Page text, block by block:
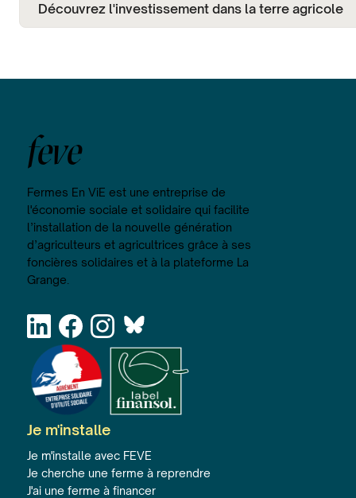
Découvrez l'investissement dans la terre agricole
feve
Fermes En ViE est une entreprise de
l'économie sociale et solidaire qui facilite
l’installation de la nouvelle génération
d’agriculteurs et agricultrices grâce à ses
foncières solidaires et à la plateforme La
Grange.
Je m'installe
Je m'installe avec FEVE
Je cherche une ferme à reprendre
J'ai une ferme à financer